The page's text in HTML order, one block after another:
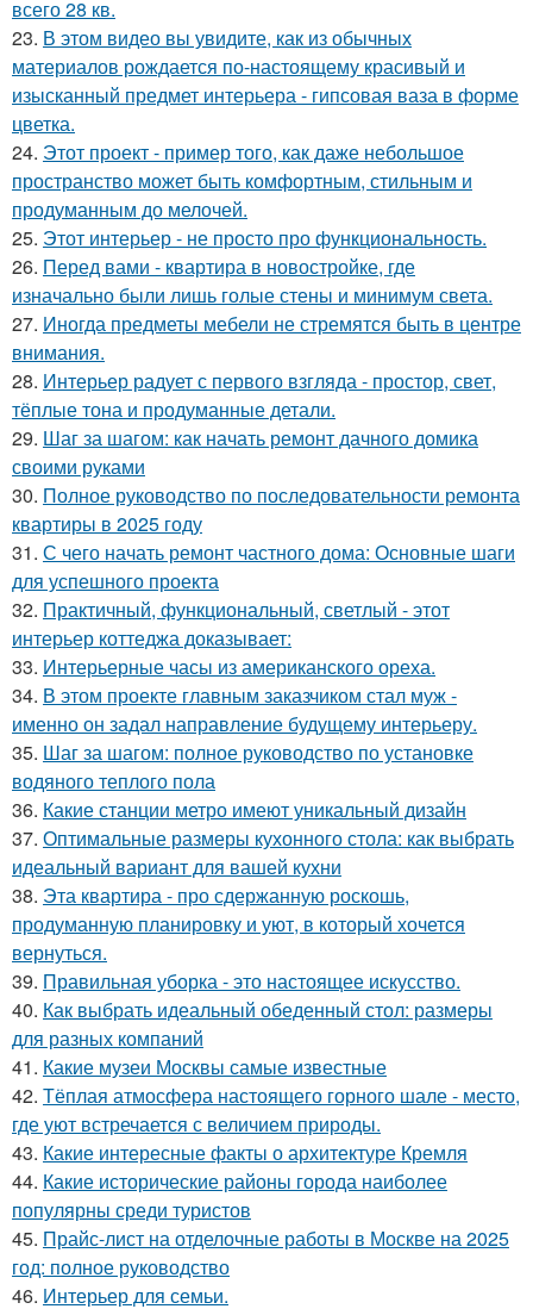
всего 28 кв.
23. В этом видео вы увидите, как из обычных
материалов рождается по-настоящему красивый и
изысканный предмет интерьера - гипсовая ваза в форме
цветка.
24. Этот проект - пример того, как даже небольшое
пространство может быть комфортным, стильным и
продуманным до мелочей.
25. Этот интерьер - не просто про функциональность.
26. Перед вами - квартира в новостройке, где
изначально были лишь голые стены и минимум света.
27. Иногда предметы мебели не стремятся быть в центре
внимания.
28. Интерьер радует с первого взгляда - простор, свет,
тёплые тона и продуманные детали.
29. Шаг за шагом: как начать ремонт дачного домика
своими руками
30. Полное руководство по последовательности ремонта
квартиры в 2025 году
31. С чего начать ремонт частного дома: Основные шаги
для успешного проекта
32. Практичный, функциональный, светлый - этот
интерьер коттеджа доказывает:
33. Интерьерные часы из американского ореха.
34. В этом проекте главным заказчиком стал муж -
именно он задал направление будущему интерьеру.
35. Шаг за шагом: полное руководство по установке
водяного теплого пола
36. Какие станции метро имеют уникальный дизайн
37. Оптимальные размеры кухонного стола: как выбрать
идеальный вариант для вашей кухни
38. Эта квартира - про сдержанную роскошь,
продуманную планировку и уют, в который хочется
вернуться.
39. Правильная уборка - это настоящее искусство.
40. Как выбрать идеальный обеденный стол: размеры
для разных компаний
41. Какие музеи Москвы самые известные
42. Тёплая атмосфера настоящего горного шале - место,
где уют встречается с величием природы.
43. Какие интересные факты о архитектуре Кремля
44. Какие исторические районы города наиболее
популярны среди туристов
45. Прайс-лист на отделочные работы в Москве на 2025
год: полное руководство
46. Интерьер для семьи.